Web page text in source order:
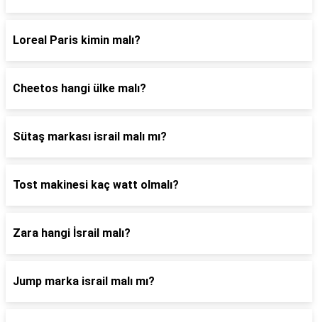
Loreal Paris kimin malı?
Cheetos hangi ülke malı?
Sütaş markası israil malı mı?
Tost makinesi kaç watt olmalı?
Zara hangi İsrail malı?
Jump marka israil malı mı?